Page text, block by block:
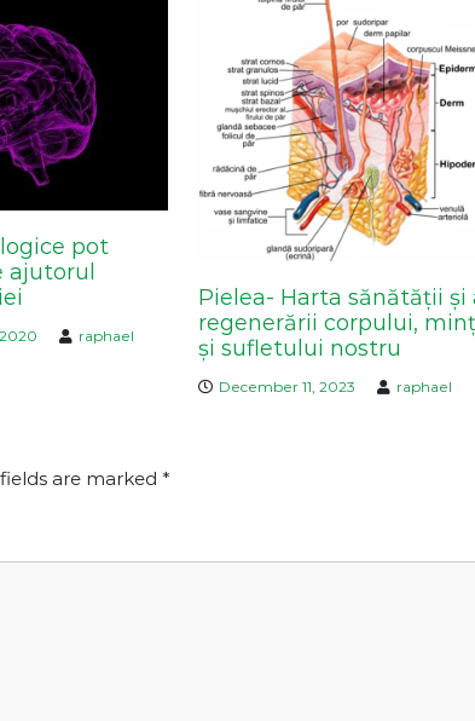
pot
ajutorul
raphael
Pielea- Harta sănătății și
regenerării corpului,
și sufletului nostru
December 11, 2023 raphael
are marked*